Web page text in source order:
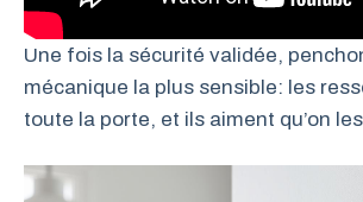
Une fois la sécurité validée,
mécanique la plus sensible: les
toute la porte, et ils aiment qu’on